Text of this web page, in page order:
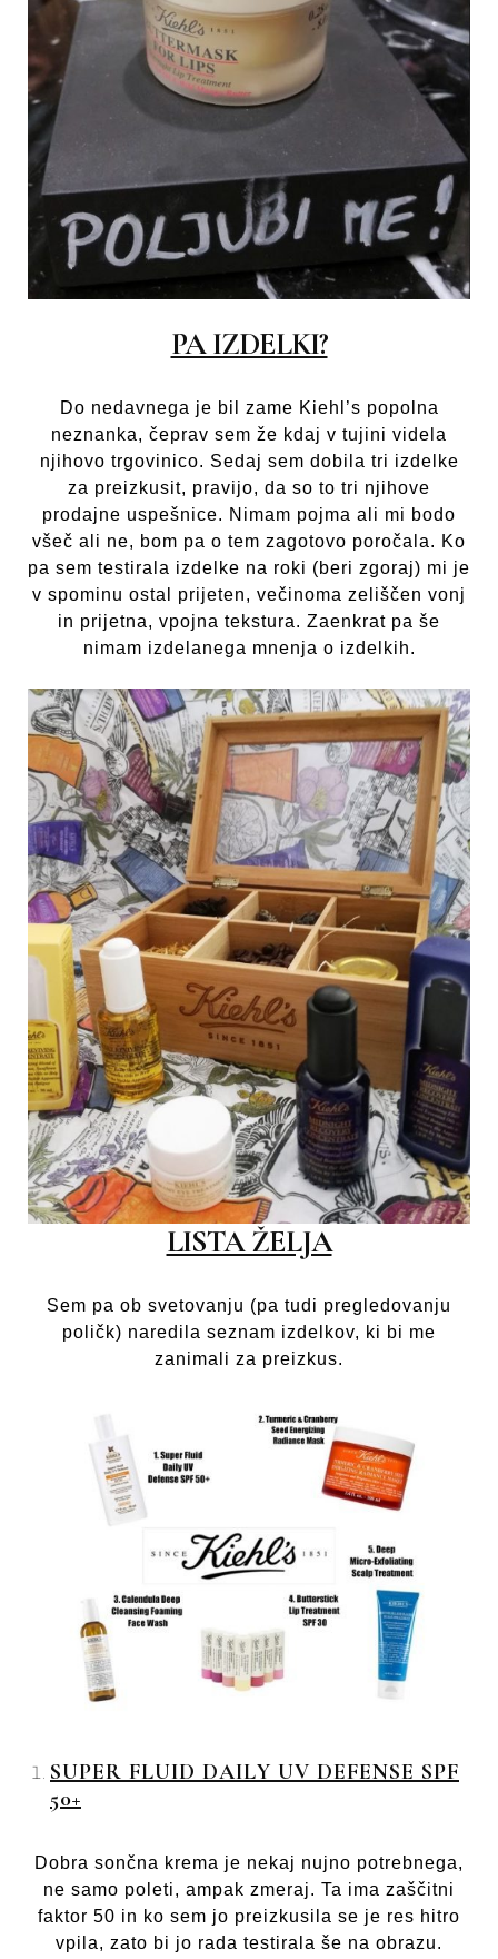
PA IZDELKI?
Do nedavnega je bil zame Kiehl’s popolna
neznanka, čeprav sem že kdaj v tujini videla
njihovo trgovinico. Sedaj sem dobila tri izdelke
za preizkusit, pravijo, da so to tri njihove
prodajne uspešnice. Nimam pojma ali mi bodo
všeč ali ne, bom pa o tem zagotovo poročala. Ko
pa sem testirala izdelke na roki (beri zgoraj) mi je
v spominu ostal prijeten, večinoma zeliščen vonj
in prijetna, vpojna tekstura. Zaenkrat pa še
nimam izdelanega mnenja o izdelkih.
LISTA ŽELJA
Sem pa ob svetovanju (pa tudi pregledovanju
poličk) naredila seznam izdelkov, ki bi me
zanimali za preizkus.
SUPER FLUID DAILY UV DEFENSE SPF
50+
Dobra sončna krema je nekaj nujno potrebnega,
ne samo poleti, ampak zmeraj. Ta ima zaščitni
faktor 50 in ko sem jo preizkusila se je res hitro
vpila, zato bi jo rada testirala še na obrazu.